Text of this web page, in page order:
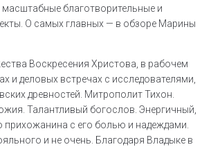
благотворительные и
О самых главных — в обзоре Марины
Воскресения Христова, в рабочем
и деловых встречах с исследователями,
древностей. Митрополит Тихон.
Талантливый богослов. Энергичный,
прихожанина с его болью и надеждами.
и не очень. Благодаря Владыке в